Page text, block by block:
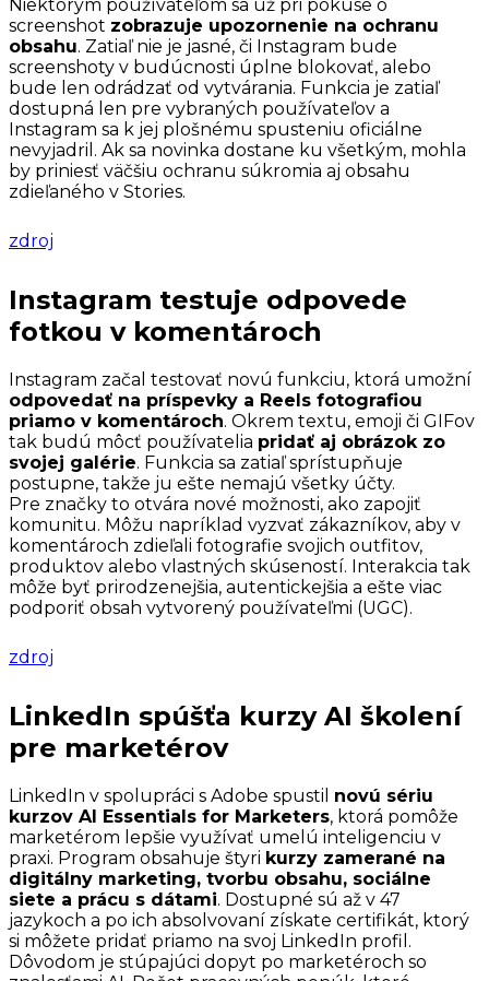
Niektorým používateľom sa už pri pokuse o
screenshot zobrazuje upozornenie na ochranu
obsahu. Zatiaľ nie je jasné, či Instagram bude
screenshoty v budúcnosti úplne blokovať, alebo
bude len odrádzať od vytvárania. Funkcia je zatiaľ
dostupná len pre vybraných používateľov a
Instagram sa k jej plošnému spusteniu oficiálne
nevyjadril. Ak sa novinka dostane ku všetkým, mohla
by priniesť väčšiu ochranu súkromia aj obsahu
zdieľaného v Stories.
zdroj
Instagram testuje odpovede
fotkou v komentároch
Instagram začal testovať novú funkciu, ktorá umožní
odpovedať na príspevky a Reels fotografiou
priamo v komentároch. Okrem textu, emoji či GIFov
tak budú môcť používatelia pridať aj obrázok zo
svojej galérie. Funkcia sa zatiaľ sprístupňuje
postupne, takže ju ešte nemajú všetky účty.
Pre značky to otvára nové možnosti, ako zapojiť
komunitu. Môžu napríklad vyzvať zákazníkov, aby v
komentároch zdieľali fotografie svojich outfitov,
produktov alebo vlastných skúseností. Interakcia tak
môže byť prirodzenejšia, autentickejšia a ešte viac
podporiť obsah vytvorený používateľmi (UGC).
zdroj
LinkedIn spúšťa kurzy AI školení
pre marketérov
LinkedIn v spolupráci s Adobe spustil novú sériu
kurzov AI Essentials for Marketers, ktorá pomôže
marketérom lepšie využívať umelú inteligenciu v
praxi. Program obsahuje štyri kurzy zamerané na
digitálny marketing, tvorbu obsahu, sociálne
siete a prácu s dátami. Dostupné sú až v 47
jazykoch a po ich absolvovaní získate certifikát, ktorý
si môžete pridať priamo na svoj LinkedIn profil.
Dôvodom je stúpajúci dopyt po marketéroch so